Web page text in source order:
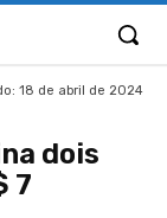
18 de abril de 2024
dois
7